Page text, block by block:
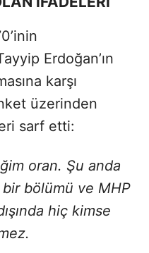
Erdoğan’ın
karşı
üzerinden
sarf etti:
oran. Şu anda
bölümü ve MHP
hiç kimse